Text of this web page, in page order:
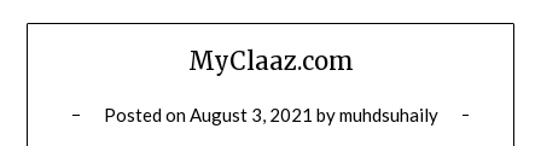
MyClaaz.com
Posted onAugust 3, 2021 bymuhdsuhaily